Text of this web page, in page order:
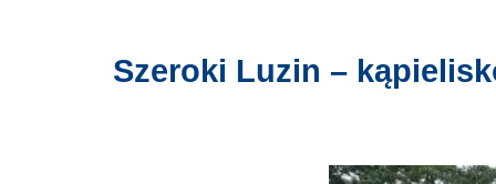
Szeroki Luzin –